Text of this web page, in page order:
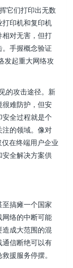
它们打印出无数
印机和复印机
相对无害，但打
手握概念验证
发起重大网络攻
的攻击途径。新
很难防护，但安
全过程就是个
的领域。像对
在终端用户企业
全解决方案供
搞瘫一个国家
网络的中断可能
成大范围的混
信断绝可以有
援服务停摆。